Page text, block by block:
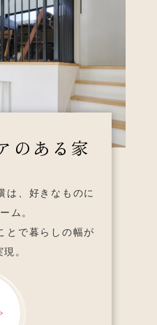
のある家
、 好きなものに
ム。
とで暮らしの幅が
。